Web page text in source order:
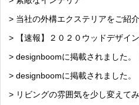
> 当社の外構エクステリアをご紹介
> 【速報】２０２０ウッドデザイ
> designboomに掲載されました。
> designboomに掲載されました。
> リビングの雰囲気を少し変えてみ